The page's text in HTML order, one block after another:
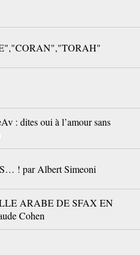
: dites oui à l’amour sans
! par Albert Simeoni
ARABE DE SFAX EN
Cohen